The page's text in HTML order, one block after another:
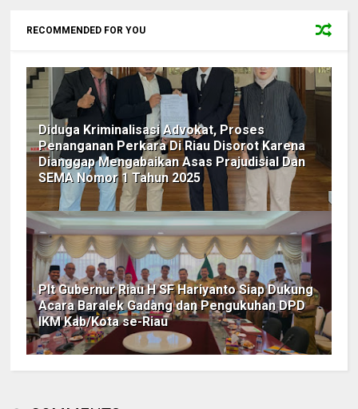
RECOMMENDED FOR YOU
Diduga Kriminalisasi Advokat, Proses
Penanganan Perkara Di Riau Disorot Karena
Dianggap Mengabaikan Asas Prajudisial Dan
SEMA Nomor 1 Tahun 2025
Plt Gubernur Riau H SF Hariyanto Siap Dukung
Acara Baralek Gadang dan Pengukuhan DPD
IKM Kab/Kota se-Riau